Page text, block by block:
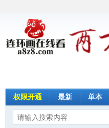
权限开通 最新 单本